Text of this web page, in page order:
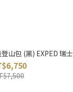
山包 (黑) EXPED 瑞士